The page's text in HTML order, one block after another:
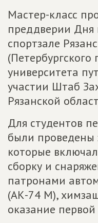
Мастер-класс
преддверии Дня
спортзале
(Петербургского
университета
участии Штаб
Рязанской
Для студентов
были проведены
которые
сборку и
патронами
(АК-74 М),
оказание